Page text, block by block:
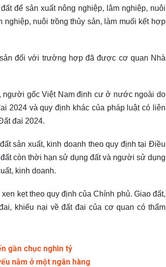
để sản xuất nông nghiệp, lâm nghiệp, nuôi
nghiệp, nuôi trồng thủy sản, làm muối kết hợp
đối với trường hợp đã được cơ quan Nhà
người gốc Việt Nam định cư ở nước ngoài do
2024 và quy định khác của pháp luật có liên
đai 2024.
sản xuất, kinh doanh theo quy định tại Điều
còn thời hạn sử dụng đất và người sử dụng
kinh doanh.
kẹt theo quy định của Chính phủ. Giao đất,
khiếu nại về đất đai của cơ quan có thẩm
gần chục nghìn tỷ
nằm ở một ngân hàng